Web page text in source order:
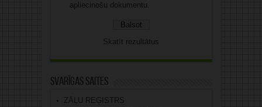
apliecinošu dokumentu.
Skatīt rezultātus
Svarīgas saites
ZĀĻU REĢISTRS